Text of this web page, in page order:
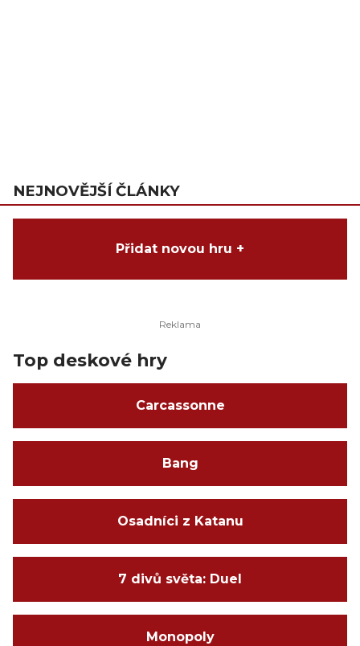
NEJNOVĚJŠÍ ČLÁNKY
Přidat novou hru +
Top deskové hry
Carcassonne
Bang
Osadníci z Katanu
7 divů světa: Duel
Monopoly